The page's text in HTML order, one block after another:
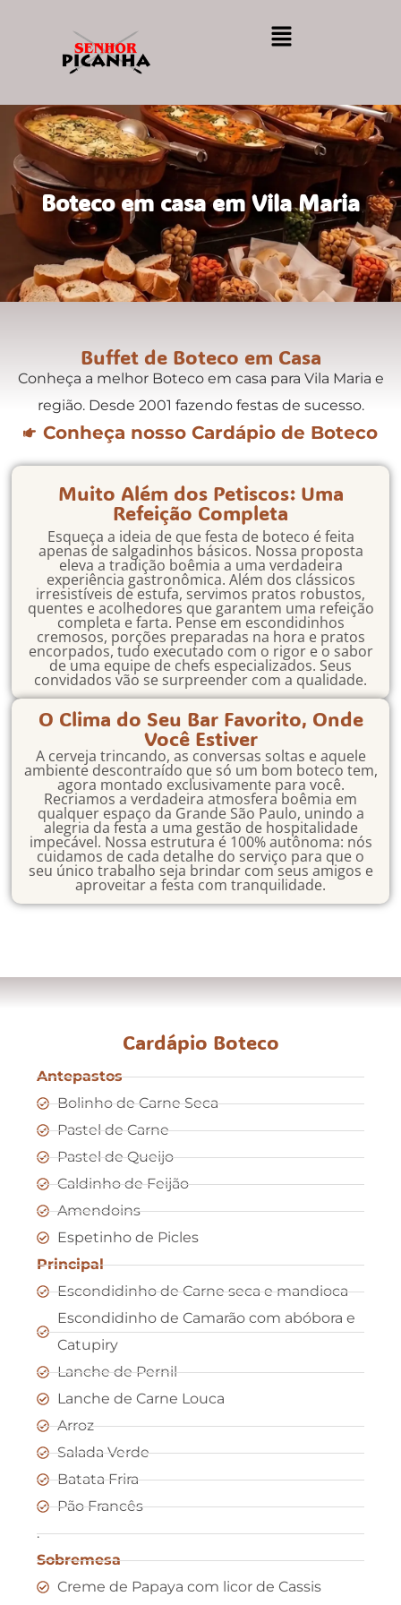
Boteco em casa em Vila Maria
Buffet de Boteco em Casa
Conheça a melhor Boteco em casa para Vila Maria e
região. Desde 2001 fazendo festas de sucesso.
Conheça nosso Cardápio de Boteco
Muito Além dos Petiscos: Uma
Refeição Completa
Esqueça a ideia de que festa de boteco é feita
apenas de salgadinhos básicos. Nossa proposta
eleva a tradição boêmia a uma verdadeira
experiência gastronômica. Além dos clássicos
irresistíveis de estufa, servimos pratos robustos,
quentes e acolhedores que garantem uma refeição
completa e farta. Pense em escondidinhos
cremosos, porções preparadas na hora e pratos
encorpados, tudo executado com o rigor e o sabor
de uma equipe de chefs especializados. Seus
convidados vão se surpreender com a qualidade.
O Clima do Seu Bar Favorito, Onde
Você Estiver
A cerveja trincando, as conversas soltas e aquele
ambiente descontraído que só um bom boteco tem,
agora montado exclusivamente para você.
Recriamos a verdadeira atmosfera boêmia em
qualquer espaço da Grande São Paulo, unindo a
alegria da festa a uma gestão de hospitalidade
impecável. Nossa estrutura é 100% autônoma: nós
cuidamos de cada detalhe do serviço para que o
seu único trabalho seja brindar com seus amigos e
aproveitar a festa com tranquilidade.
Cardápio Boteco
Antepastos
Bolinho de Carne Seca
Pastel de Carne
Pastel de Queijo
Caldinho de Feijão
Amendoins
Espetinho de Picles
Principal
Escondidinho de Carne seca e mandioca
Escondidinho de Camarão com abóbora e
Catupiry
Lanche de Pernil
Lanche de Carne Louca
Arroz
Salada Verde
Batata Frira
Pão Francês
.
Sobremesa
Creme de Papaya com licor de Cassis